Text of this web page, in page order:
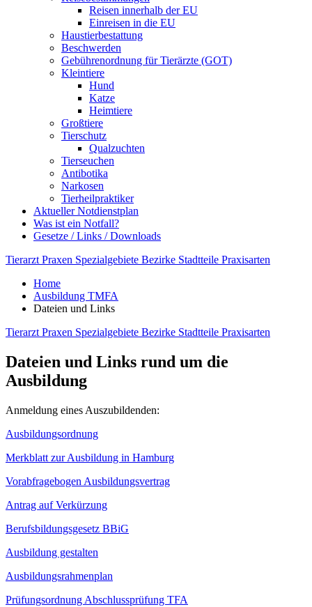
Reisen innerhalb der EU
Einreisen in die EU
Haustierbestattung
Beschwerden
Gebührenordnung für Tierärzte (GOT)
Kleintiere
Hund
Katze
Heimtiere
Großtiere
Tierschutz
Qualzuchten
Tierseuchen
Antibotika
Narkosen
Tierheilpraktiker
Aktueller Notdienstplan
Was ist ein Notfall?
Gesetze / Links / Downloads
Tierarzt Praxen Spezialgebiete Bezirke Stadtteile Praxisarten
Home
Ausbildung TMFA
Dateien und Links
Tierarzt Praxen Spezialgebiete Bezirke Stadtteile Praxisarten
Dateien und Links rund um die
Ausbildung
Anmeldung eines Auszubildenden:
Ausbildungsordnung
Merkblatt zur Ausbildung in Hamburg
Vorabfragebogen Ausbildungsvertrag
Antrag auf Verkürzung
Berufsbildungsgesetz BBiG
Ausbildung gestalten
Ausbildungsrahmenplan
Prüfungsordnung Abschlussprüfung TFA